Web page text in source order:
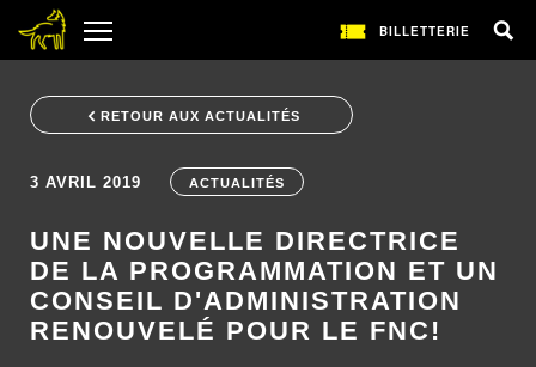
BILLETTERIE
RETOUR AUX ACTUALITÉS
3 AVRIL 2019 ACTUALITÉS
UNE NOUVELLE DIRECTRICE
DE LA PROGRAMMATION ET UN
CONSEIL D'ADMINISTRATION
RENOUVELÉ POUR LE FNC!